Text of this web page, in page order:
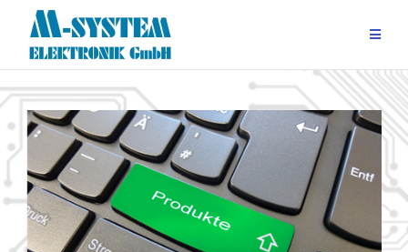
Inhalt
springen